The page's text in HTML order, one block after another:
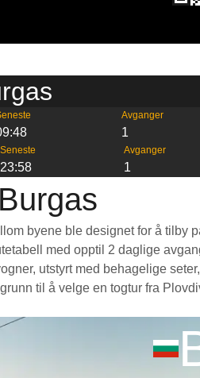
Avganger
1
Seneste
23:58
Avganger
1
byene ble designet for å tilby
med opptil 2 daglige
utstyrt med behagelige
til å velge en togtur fra